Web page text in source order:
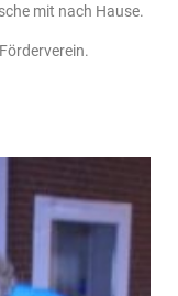
mit nach Hause.